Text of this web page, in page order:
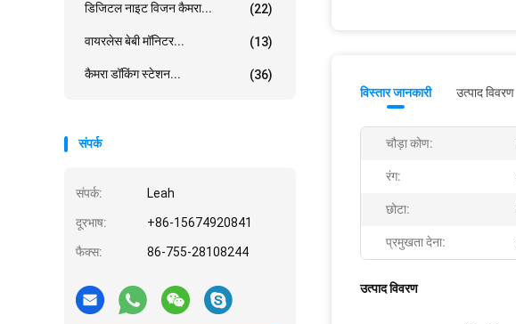
डिजिटल नाइट विजन कैमरा... (22)
वायरलेस बेबी मॉनिटर... (13)
कैमरा डॉकिंग स्टेशन... (36)
संपर्क
संपर्क: Leah
दूरभाष: +86-15674920841
फैक्स: 86-755-28108244
विस्तार जानकारी उत्पाद विवरण
चौड़ा कोण:
रंग:
छोटा:
प्रमुखता देना:
उत्पाद विवरण